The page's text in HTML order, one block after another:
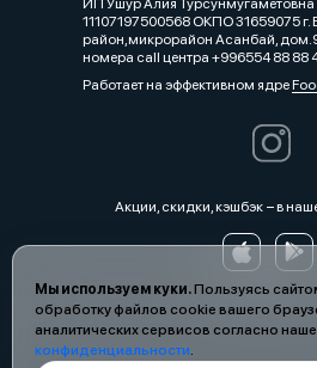
Мы используем куки.Пользуясь
обработку файлов cookie вашего
аналитических сервисов согласно
конфиденциальности.
11107197500568 ОКПО 31659075 г.
район,микрорайон Асанбай,
номера call центра +996554 88 88
Работает на эффективном ядре
Акции, скидки, кэшбэк − в